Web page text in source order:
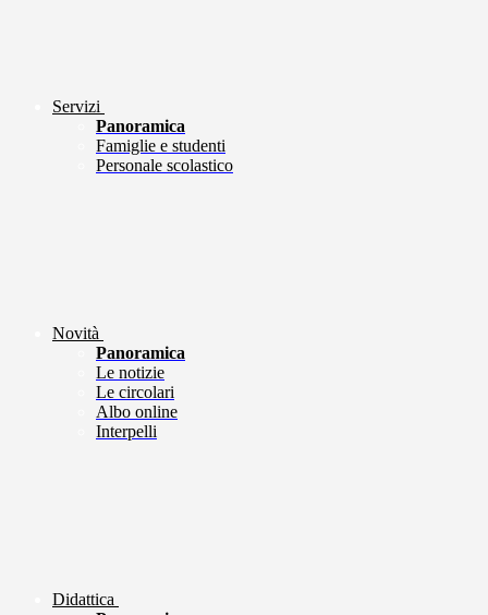
Servizi
Panoramica
Famiglie e studenti
Personale scolastico
Novità
Panoramica
Le notizie
Le circolari
Albo online
Interpelli
Didattica